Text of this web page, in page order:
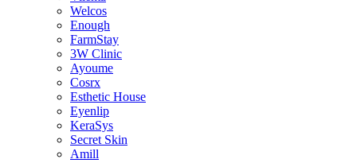
Welcos
Enough
FarmStay
3W Clinic
Ayoume
Cosrx
Esthetic House
Eyenlip
KeraSys
Secret Skin
Amill